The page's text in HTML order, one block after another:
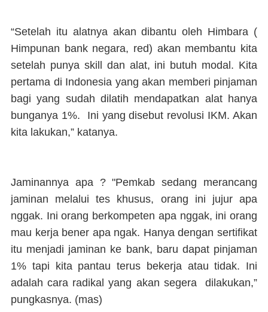
“Setelah itu alatnya akan dibantu oleh Himbara (
Himpunan bank negara, red) akan membantu kita
setelah punya skill dan alat, ini butuh modal. Kita
pertama di Indonesia yang akan memberi pinjaman
bagi yang sudah dilatih mendapatkan alat hanya
bunganya 1%. Ini yang disebut revolusi IKM. Akan
kita lakukan,” katanya.
Jaminannya apa ? "Pemkab sedang merancang
jaminan melalui tes khusus, orang ini jujur apa
nggak. Ini orang berkompeten apa nggak, ini orang
mau kerja bener apa ngak. Hanya dengan sertifikat
itu menjadi jaminan ke bank, baru dapat pinjaman
1% tapi kita pantau terus bekerja atau tidak. Ini
adalah cara radikal yang akan segera dilakukan,”
pungkasnya. (mas)